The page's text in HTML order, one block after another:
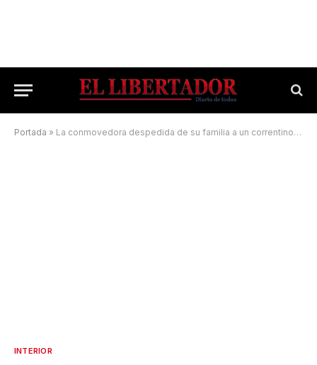
Portada » La conmovedora despedida de su familia a un correntino en las aguas del Paraná
INTERIOR